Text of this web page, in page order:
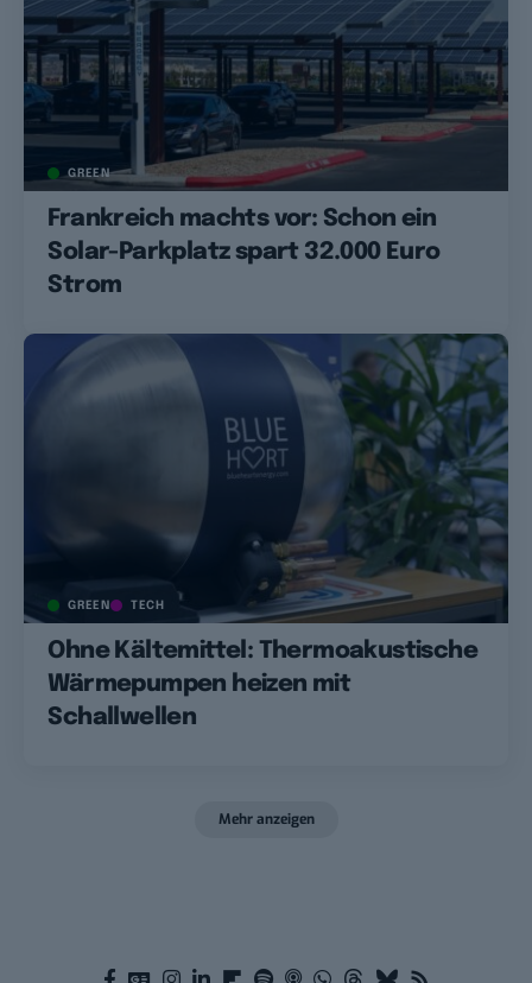
GREEN
Frankreich machts vor: Schon ein
Solar-Parkplatz spart 32.000 Euro
Strom
GREEN TECH
Ohne Kältemittel: Thermoakustische
Wärmepumpen heizen mit
Schallwellen
Mehr anzeigen